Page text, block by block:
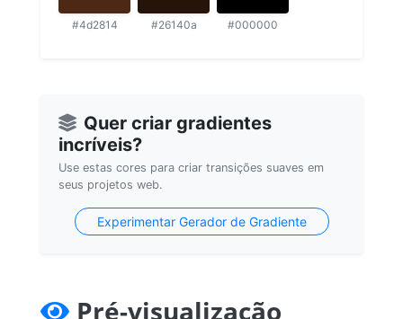
#4d2814 #26140a #000000
Quer criar gradientes
incríveis?
Use estas cores para criar transições suaves em
seus projetos web.
Experimentar Gerador de Gradiente
Pré-visualização